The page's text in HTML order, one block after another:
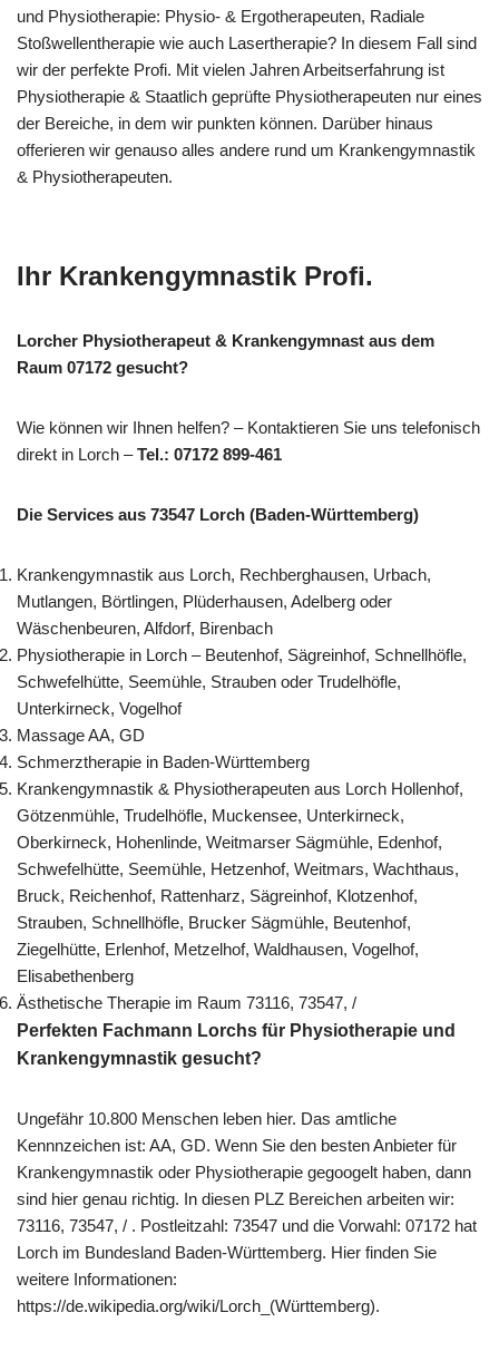
und Physiotherapie: Physio- & Ergotherapeuten, Radiale
Stoßwellentherapie wie auch Lasertherapie? In diesem Fall sind
wir der perfekte Profi. Mit vielen Jahren Arbeitserfahrung ist
Physiotherapie & Staatlich geprüfte Physiotherapeuten nur eines
der Bereiche, in dem wir punkten können. Darüber hinaus
offerieren wir genauso alles andere rund um Krankengymnastik
& Physiotherapeuten.
Ihr Krankengymnastik Profi.
Lorcher Physiotherapeut & Krankengymnast aus dem
Raum 07172 gesucht?
Wie können wir Ihnen helfen? – Kontaktieren Sie uns telefonisch
direkt in Lorch –Tel.: 07172 899-461
Die Services aus 73547 Lorch (Baden-Württemberg)
Krankengymnastik aus Lorch, Rechberghausen, Urbach,
Mutlangen, Börtlingen, Plüderhausen, Adelberg oder
Wäschenbeuren, Alfdorf, Birenbach
Physiotherapie in Lorch – Beutenhof, Sägreinhof, Schnellhöfle,
Schwefelhütte, Seemühle, Strauben oder Trudelhöfle,
Unterkirneck, Vogelhof
Massage AA, GD
Schmerztherapie in Baden-Württemberg
Krankengymnastik & Physiotherapeuten aus Lorch Hollenhof,
Götzenmühle, Trudelhöfle, Muckensee, Unterkirneck,
Oberkirneck, Hohenlinde, Weitmarser Sägmühle, Edenhof,
Schwefelhütte, Seemühle, Hetzenhof, Weitmars, Wachthaus,
Bruck, Reichenhof, Rattenharz, Sägreinhof, Klotzenhof,
Strauben, Schnellhöfle, Brucker Sägmühle, Beutenhof,
Ziegelhütte, Erlenhof, Metzelhof, Waldhausen, Vogelhof,
Elisabethenberg
Ästhetische Therapie im Raum 73116, 73547, /
Perfekten Fachmann Lorchs für Physiotherapie und
Krankengymnastik gesucht?
Ungefähr 10.800 Menschen leben hier. Das amtliche
Kennnzeichen ist: AA, GD. Wenn Sie den besten Anbieter für
Krankengymnastik oder Physiotherapie gegoogelt haben, dann
sind hier genau richtig. In diesen PLZ Bereichen arbeiten wir:
73116, 73547, / . Postleitzahl: 73547 und die Vorwahl: 07172 hat
Lorch im Bundesland Baden-Württemberg. Hier finden Sie
weitere Informationen:
https://de.wikipedia.org/wiki/Lorch_(Württemberg).